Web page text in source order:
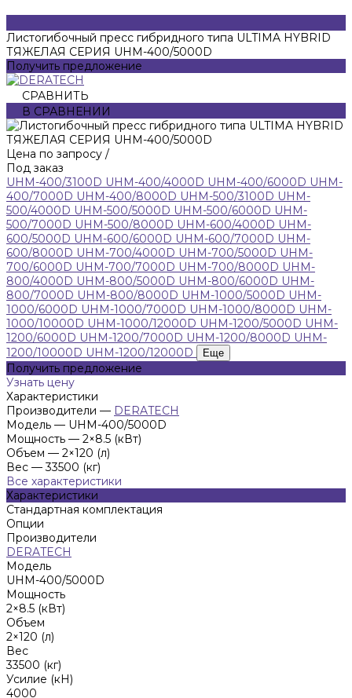
Листогибочный пресс гибридного типа ULTIMA HYBRID
ТЯЖЕЛАЯ СЕРИЯ UHM-400/5000D
Получить предложение
СРАВНИТЬ
В СРАВНЕНИИ
Цена по запросу /
Под заказ
UHM-400/3100D UHM-400/4000D UHM-400/6000D UHM-
400/7000D UHM-400/8000D UHM-500/3100D UHM-
500/4000D UHM-500/5000D UHM-500/6000D UHM-
500/7000D UHM-500/8000D UHM-600/4000D UHM-
600/5000D UHM-600/6000D UHM-600/7000D UHM-
600/8000D UHM-700/4000D UHM-700/5000D UHM-
700/6000D UHM-700/7000D UHM-700/8000D UHM-
800/4000D UHM-800/5000D UHM-800/6000D UHM-
800/7000D UHM-800/8000D UHM-1000/5000D UHM-
1000/6000D UHM-1000/7000D UHM-1000/8000D UHM-
1000/10000D UHM-1000/12000D UHM-1200/5000D UHM-
1200/6000D UHM-1200/7000D UHM-1200/8000D UHM-
1200/10000D UHM-1200/12000D Еще
Получить предложение
Узнать цену
Характеристики
Производители — DERATECH
Модель — UHM-400/5000D
Мощность — 2×8.5 (кВт)
Объем — 2×120 (л)
Вес — 33500 (кг)
Все характеристики
Характеристики
Стандартная комплектация
Опции
Производители
DERATECH
Модель
UHM-400/5000D
Мощность
2×8.5 (кВт)
Объем
2×120 (л)
Вес
33500 (кг)
Усилие (кН)
4000